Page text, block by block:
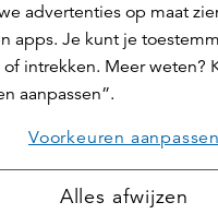
Park Fund
advertenties op maat
apps. Je kunt je
of intrekken. Meer weten?
aanpassen”.
Voorkeuren aanpassen
Alles afwijzen